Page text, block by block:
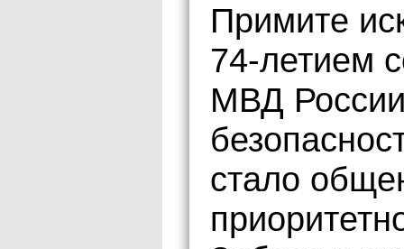
Примите
74-летием
МВД
стало